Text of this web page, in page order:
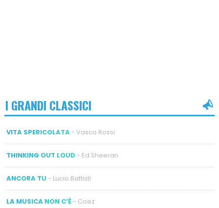
I GRANDI CLASSICI
VITA SPERICOLATA- Vasco Rossi
THINKING OUT LOUD- Ed Sheeran
ANCORA TU - Lucio Battisti
LA MUSICA NON C’È- Coez